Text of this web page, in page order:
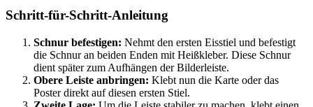
Schritt-für-Schritt-Anleitung
Schnur befestigen: Nehmt den ersten Eisstiel und befestigt
die Schnur an beiden Enden mit Heißkleber. Diese Schnur
dient später zum Aufhängen der Bilderleiste.
Obere Leiste anbringen: Klebt nun die Karte oder das
Poster direkt auf diesen ersten Stiel.